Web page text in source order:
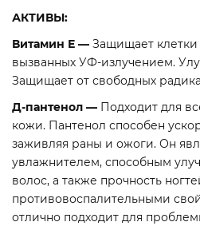
АКТИВЫ:
Витамин Е — Защищает
вызванных УФ-излучением.
Защищает от свободных
Д-пантенол — Подходит для
кожи. Пантенол способен
заживляя раны и ожоги. Он
увлажнителем, способным
волос, а также прочность
противовоспалительными
отлично подходит для